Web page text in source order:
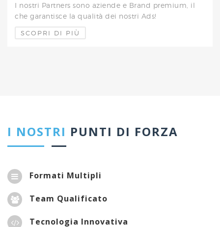
I nostri Partners sono aziende e Brand premium, il
che garantisce la qualità dei nostri Ads!
SCOPRI DI PIÙ
I NOSTRI PUNTI DI FORZA
Formati Multipli
Team Qualificato
Tecnologia Innovativa